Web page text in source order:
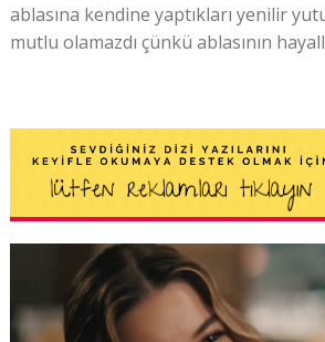
ablasına kendine yaptıkları yenilir
mutlu olamazdı çünkü ablasının